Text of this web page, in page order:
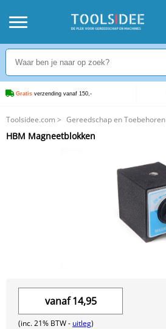
Gratis verzending vanaf 150,-
Toolsidee.com > Gereedschap en Toebehoren
Magneetgereedschappen
HBM Magneetblokken
vanaf14,95
(inc. 21% BTW - uitleg)